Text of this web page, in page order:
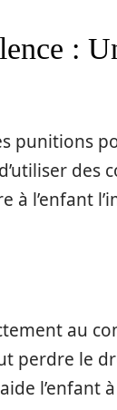
:
punitions
des
à l’enfant
au
perdre le
l’enfant